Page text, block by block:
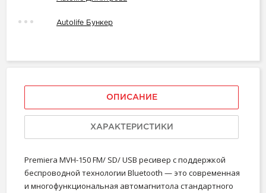
Autolife Бункер
ОПИСАНИЕ
ХАРАКТЕРИСТИКИ
Premiera MVH-150 FM/ SD/ USB ресивер с поддержкой
беспроводной технологии Bluetooth — это современная
и многофункциональная автомагнитола стандартного